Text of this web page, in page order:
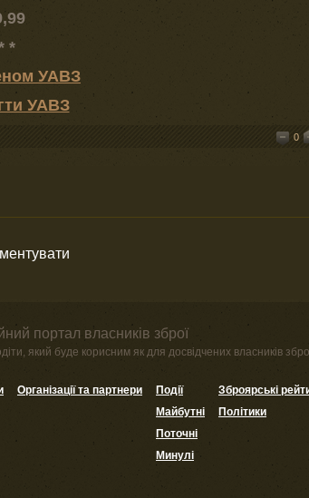
*
УАВЗ
УАВЗ
0
портал власників зброї
який буде корисним як для досвідчених власників
Організації та партнери
Події
Майбутні
Поточні
Минулі
Зброярські
Політики